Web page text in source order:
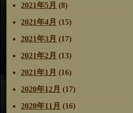
2021年5月 (8)
2021年4月 (15)
2021年3月 (17)
2021年2月 (13)
2021年1月 (16)
2020年12月 (17)
2020年11月 (16)